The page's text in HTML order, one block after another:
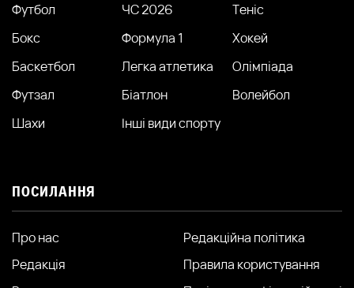
Футбол ЧС 2026
Теніс
Бокс
Формула 1
Хокей
Баскетбол
Легка атлетика
Олімпіада
Футзал
Біатлон
Волейбол
Шахи
Інші види спорту
ПОСИЛАННЯ
Про нас
Редакція
Редакційна політика
Правила користування